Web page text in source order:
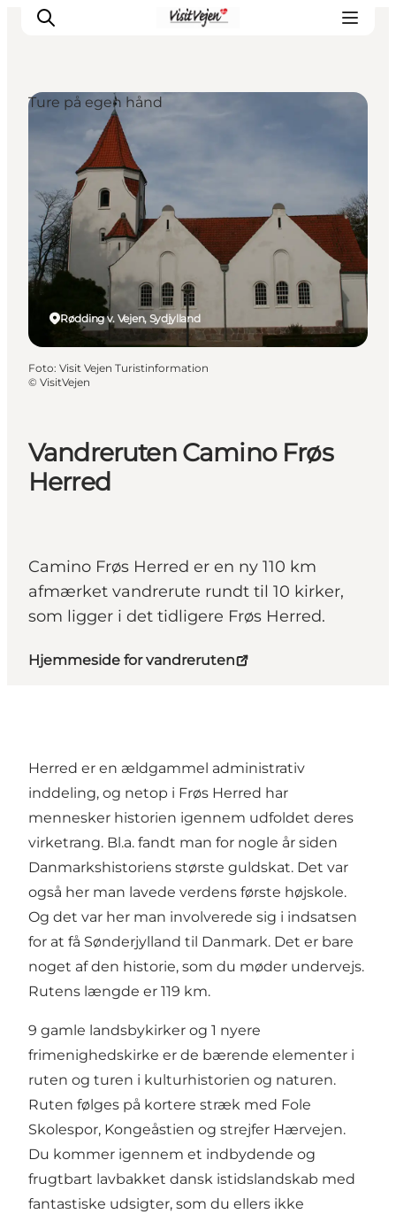
Sove
Natur
Se og oplev
Byer
Events
Udforsk
Vandreruten Camino Frøs
Herred
Camino Frøs Herred er en ny 110 km
afmærket vandrerute rundt til 10 kirker,
som ligger i det tidligere Frøs Herred.
Hjemmeside for vandreruten
Rødding v. Vejen, Sydjylland
Ture på egen hånd
Foto: Visit Vejen Turistinformation
© VisitVejen
Herred er en ældgammel administrativ
inddeling, og netop i Frøs Herred har
mennesker historien igennem udfoldet deres
virketrang. Bl.a. fandt man for nogle år siden
Danmarkshistoriens største guldskat. Det var
også her man lavede verdens første højskole.
Og det var her man involverede sig i indsatsen
for at få Sønderjylland til Danmark. Det er bare
noget af den historie, som du møder undervejs.
Rutens længde er 119 km.
9 gamle landsbykirker og 1 nyere
frimenighedskirke er de bærende elementer i
ruten og turen i kulturhistorien og naturen.
Ruten følges på kortere stræk med Fole
Skolespor, Kongeåstien og strejfer Hærvejen.
Du kommer igennem et indbydende og
frugtbart lavbakket dansk istidslandskab med
fantastiske udsigter, som du ellers ikke